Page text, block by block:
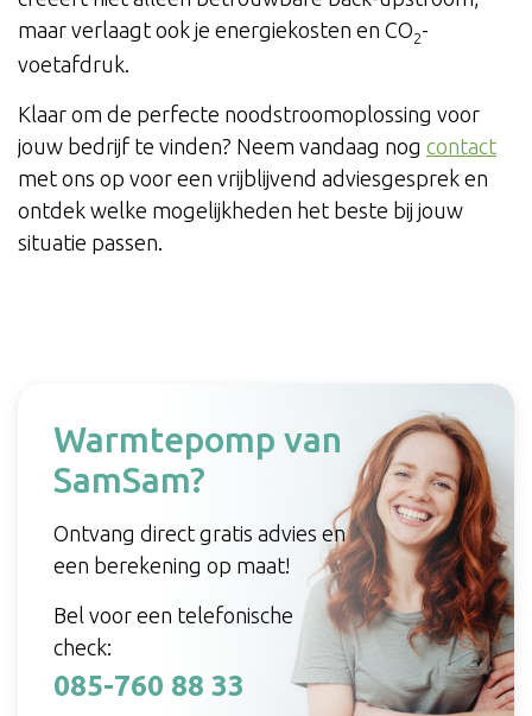
maar verlaagt ook je energiekosten en CO2-
voetafdruk.
Klaar om de perfecte noodstroomoplossing voor
jouw bedrijf te vinden? Neem vandaag nog contact
met ons op voor een vrijblijvend adviesgesprek en
ontdek welke mogelijkheden het beste bij jouw
situatie passen.
Warmtepomp van
SamSam?
Ontvang direct gratis advies en
een berekening op maat!
Bel voor een telefonische
check:
085-760 88 33